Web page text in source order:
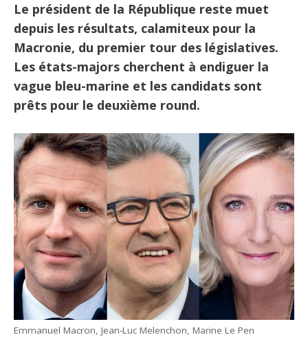
Le président de la République reste muet
depuis les résultats, calamiteux pour la
Macronie, du premier tour des législatives.
Les états-majors cherchent à endiguer la
vague bleu-marine et les candidats sont
prêts pour le deuxième round.
Emmanuel Macron, Jean-Luc Melenchon, Marine Le Pen